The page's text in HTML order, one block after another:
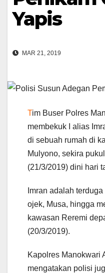
Yapis
MAR 21, 2019
Tim Buser Polres
membekuk I alias
di sebuah rumah di
Mulyono, sekira
(21/3/2019) dini hari
Imran adalah
ojek, Musa, hingga
kawasan Reremi
(20/3/2019).
Kapolres Manokwari
mengatakan polisi